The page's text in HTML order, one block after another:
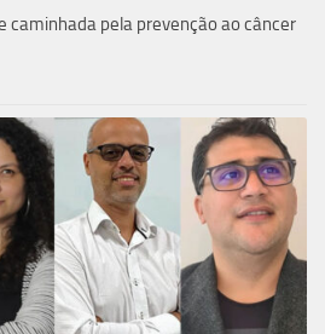
caminhada pela prevenção ao câncer